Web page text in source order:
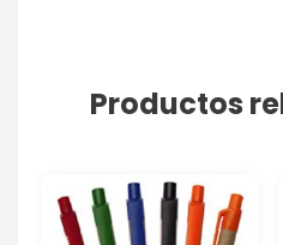
Productos